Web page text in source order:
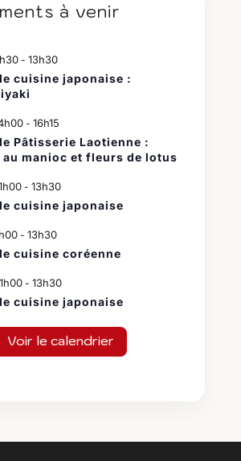
à venir
- 13h30
cuisine japonaise :
- 16h15
Pâtisserie Laotienne :
au manioc et fleurs de lotus
- 13h30
cuisine japonaise
- 13h30
cuisine coréenne
- 13h30
cuisine japonaise
Voir le calendrier